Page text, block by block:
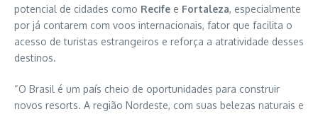
potencial de cidades como Recife e Fortaleza, especialmente
por já contarem com voos internacionais, fator que facilita o
acesso de turistas estrangeiros e reforça a atratividade desses
destinos.
“O Brasil é um país cheio de oportunidades para construir
novos resorts. A região Nordeste, com suas belezas naturais e